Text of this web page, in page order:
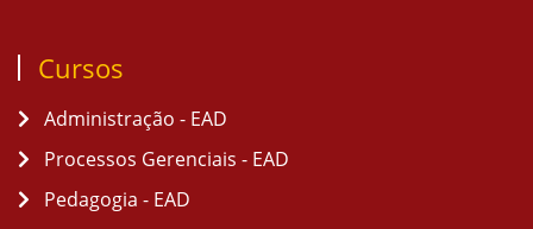
Cursos
Administração - EAD
Processos Gerenciais - EAD
Pedagogia - EAD